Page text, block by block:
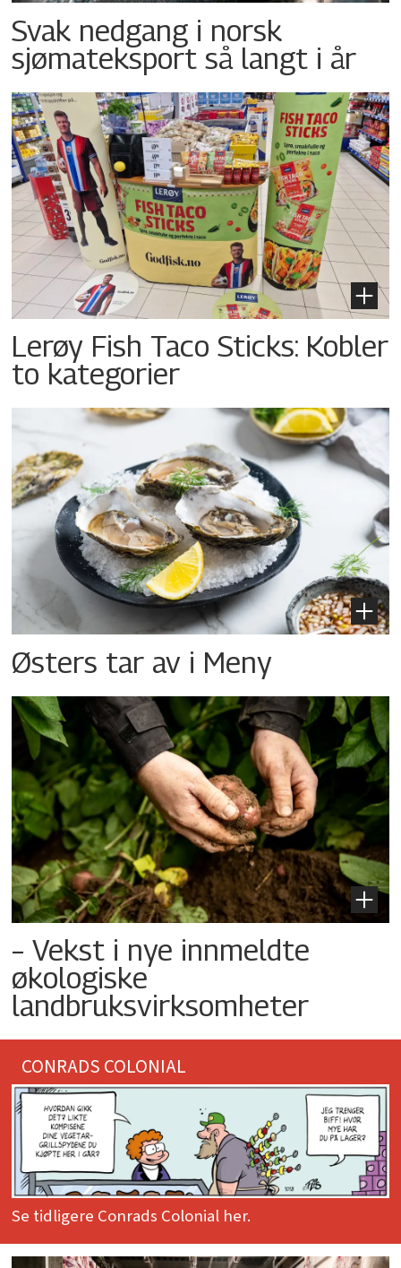
Svak nedgang i norsk
sjømateksport så langt i år
Lerøy Fish Taco Sticks: Kobler
to kategorier
Østers tar av i Meny
– Vekst i nye innmeldte
økologiske
landbruksvirksomheter
CONRADS COLONIAL
Se tidligere Conrads Colonial her.